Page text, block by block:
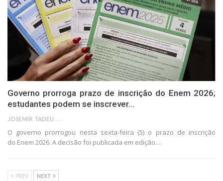
Governo prorroga prazo de inscrição do Enem 2026;
estudantes podem se inscrever…
JOSEMIR TADEU FONSECA
O governo prorrogou nesta sexta-feira (5) o prazo de inscrição
do Enem 2026. A decisão foi publicada em edição…
PREV NEXT